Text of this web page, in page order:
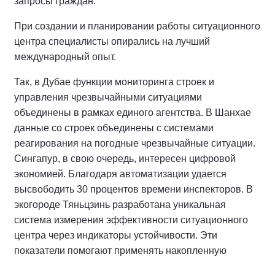
При создании и планировании работы ситуационного
центра специалисты опирались на лучший
международный опыт.
Так, в Дубае функции мониторинга строек и
управления чрезвычайными ситуациями
объединены в рамках единого агентства. В Шанхае
данные со строек объединены с системами
реагирования на погодные чрезвычайные ситуации.
Сингапур, в свою очередь, интересен цифровой
экономией. Благодаря автоматизации удается
высвободить 30 процентов времени инспекторов. В
экогороде Тяньцзинь разработана уникальная
система измерения эффективности ситуационного
центра через индикаторы устойчивости. Эти
показатели помогают применять накопленную